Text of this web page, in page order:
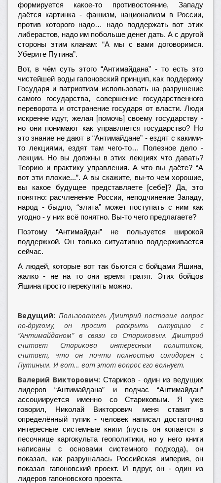
формируется какое-то противостояние, Западу
даётся картинка - фашизм, национализм в России,
против которого надо… надо поддержать вот этих
либерастов, надо им побольше денег дать. А с другой
стороны этим кланам: “А мы с вами договоримся.
Уберите Путина”.
Вот, в чём суть этого “Антимайдана” - то есть это
чистейшей воды гапоновский принцип, как поддержку
Государя и патриотизм использовать на разрушение
самого государства, совершение государственного
переворота и отстранение государя от власти. Люди
искренне идут, желая [помочь] своему государству -
но они понимают как управляется государство? Но
это знание не дают в “Антимайдане” - ездят с какими-
то лекциями, ездят там чего-то… Полезное дело -
лекции. Но вы должны в этих лекциях что давать?
Теорию и практику управления. А что вы даёте? “А
вот эти плохие...”. А вы скажите, вы-то чем хорошие,
вы какое будущее представляете [себе]? Да, это
понятно: расчленение России, неподчинение Западу,
народ - быдло, “элита” может поступать с ним как
угодно - у них всё понятно. Вы-то чего предлагаете?
Поэтому “Антимайдан” не пользуется широкой
поддержкой. Он только ситуативно поддерживается
сейчас.
А людей, которые вот так бьются с бойцами Яшина,
жалко - не на то они время тратят. Этих бойцов
Яшина просто перекупить можно.
Ведущий: Пользователь Дмитрий поставил вопрос
по-другому, он просит раскрыть ситуацию с
“Антимайданом” в связи со Стариковым. Дмитрий
считает Старикова интересным политиком,
считает, что он почти полностью солидарен с
Путиным. И вот… вот этот вопрос его волнует.
Валерий Викторович: Стариков - один из ведущих
лидеров “Антимайдана” и подчас “Антимайдан”
ассоциируется именно со Стариковым. Я уже
говорил, Николай Викторович меня ставит в
определённый тупик - человек написал достаточно
интересные системные книги (пусть он копается в
песочнице каргокульта геополитики, но у него книги
написаны с основами системного подхода), он
показал, как разрушалась Российская империя, он
показал гапоновский проект. И вдруг, он - один из
лидеров гапоновского проекта.